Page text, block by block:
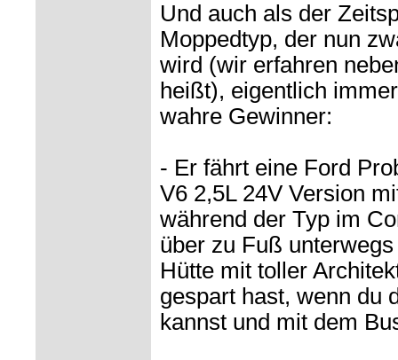
Und auch als der
Moppedtyp, der nun
wird (wir erfahren
heißt), eigentlich
wahre Gewinner:
- Er fährt eine Ford
V6 2,5L 24V Version
während der Typ im
über zu Fuß
Hütte mit toller
gespart hast, wenn du
kannst und mit dem